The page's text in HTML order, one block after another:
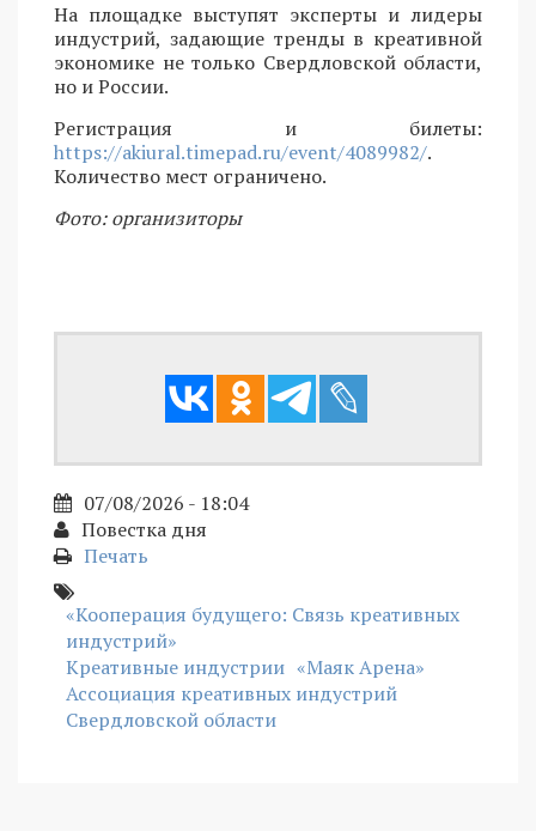
На площадке выступят эксперты и лидеры
индустрий, задающие тренды в креативной
экономике не только Свердловской области,
но и России.
Регистрация и билеты:
https://akiural.timepad.ru/event/4089982/.
Количество мест ограничено.
Фото: организиторы
07/08/2026 - 18:04
Повестка дня
Печать
«Кооперация будущего: Связь креативных
индустрий»
Креативные индустрии «Маяк Арена»
Ассоциация креативных индустрий
Свердловской области